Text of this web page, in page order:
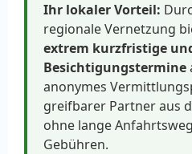
Ihr lokaler Vorteil:
regionale Vernetzung
extrem kurzfristige
Besichtigungstermine
anonymes
greifbarer Partner aus
ohne lange
Gebühren.